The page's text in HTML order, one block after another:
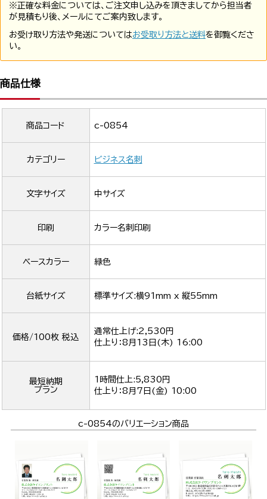
※正確な料金については、ご注文申し込みを頂きましてから担当者
が見積もり後、メールにてご案内致します。
お受け取り方法や発送についてはお受取り方法と送料を御覧くださ
い。
商品仕様
商品コード c-0854
カテゴリー ビジネス名刺
文字サイズ 中サイズ
印刷 カラー名刺印刷
ベースカラー 緑色
台紙サイズ 標準サイズ:横91mm x 縦55mm
価格/100枚 税込
通常仕上げ:2,530円
仕上り：8月13日(木) 16:00
最短納期
プラン
1時間仕上:5,830円
仕上り：8月7日(金) 10:00
c-0854のバリエーション商品